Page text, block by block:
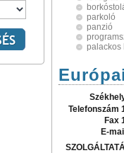
parkoló
panzió
palackos
Telefonszám
Fax
E-